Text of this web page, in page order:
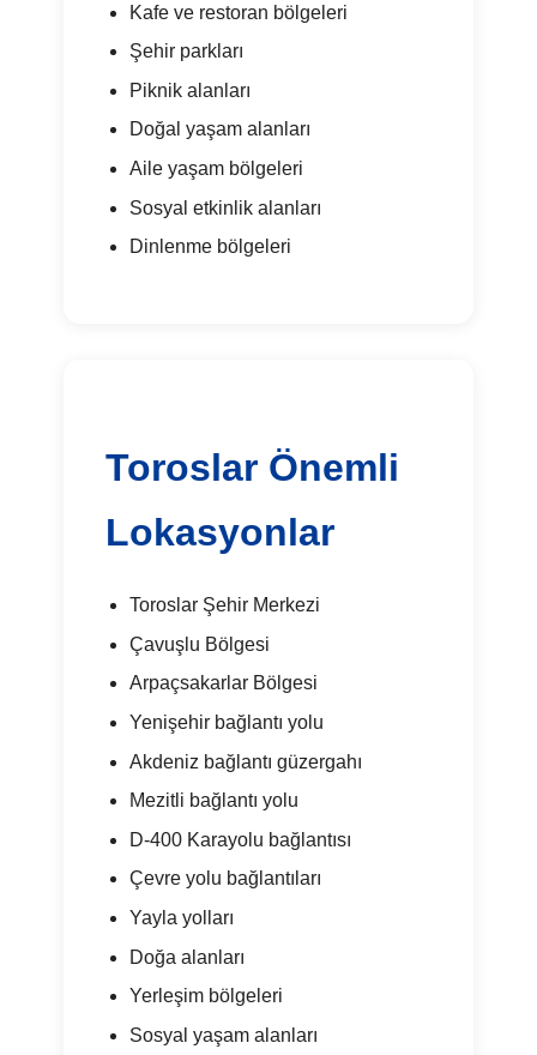
Kafe ve restoran bölgeleri
Şehir parkları
Piknik alanları
Doğal yaşam alanları
Aile yaşam bölgeleri
Sosyal etkinlik alanları
Dinlenme bölgeleri
Toroslar Önemli
Lokasyonlar
Toroslar Şehir Merkezi
Çavuşlu Bölgesi
Arpaçsakarlar Bölgesi
Yenişehir bağlantı yolu
Akdeniz bağlantı güzergahı
Mezitli bağlantı yolu
D-400 Karayolu bağlantısı
Çevre yolu bağlantıları
Yayla yolları
Doğa alanları
Yerleşim bölgeleri
Sosyal yaşam alanları